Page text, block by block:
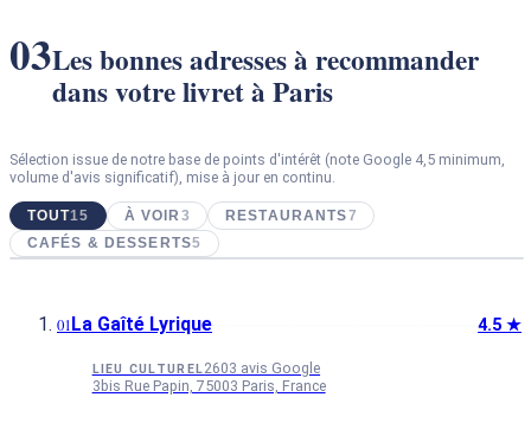
03Les bonnes adresses à recommander
dans votre livret à Paris
Sélection issue de notre base de points d'intérêt (note Google 4,5 minimum,
volume d'avis significatif), mise à jour en continu.
TOUT15 À VOIR 3 RESTAURANTS7
CAFÉS & DESSERTS5
La Gaîté Lyrique 4.5 ★
LIEU CULTUREL2603 avis Google
3bis Rue Papin, 75003 Paris, France